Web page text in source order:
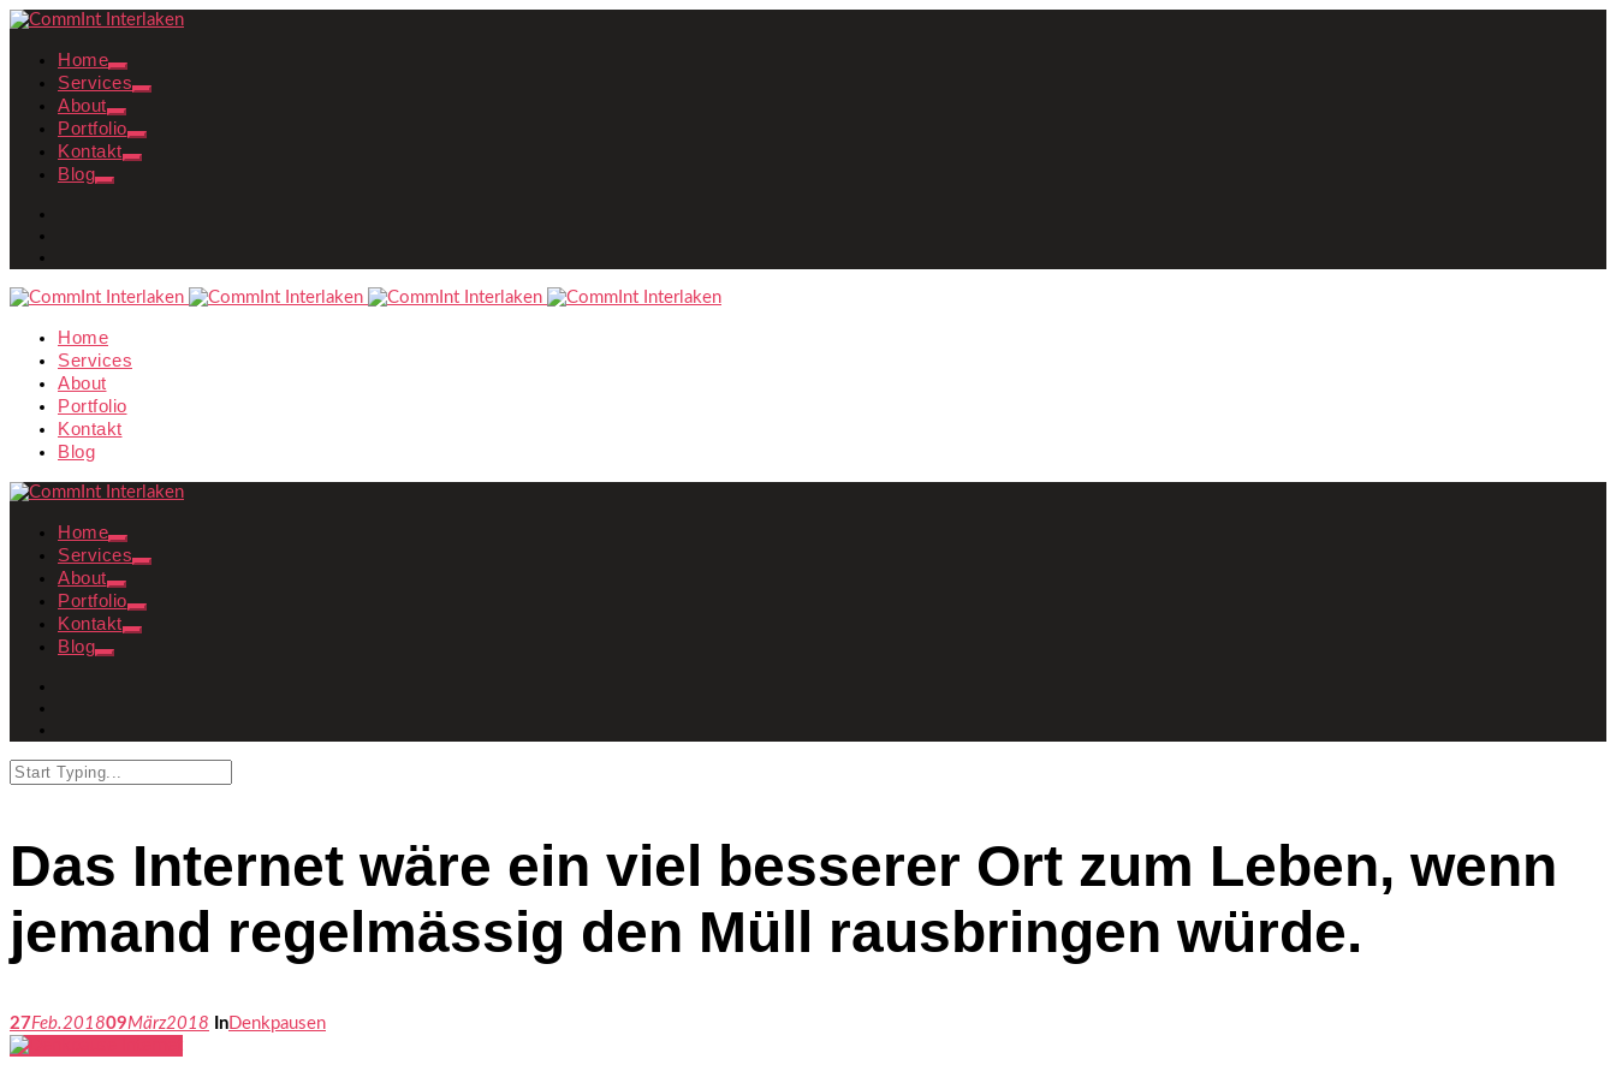
Home
Services
About
Portfolio
Kontakt
Blog
Home
Services
About
Portfolio
Kontakt
Blog
Home
Services
About
Portfolio
Kontakt
Blog
Das Internet wäre ein viel besserer Ort zum Leben, wenn
jemand regelmässig den Müll rausbringen würde.
27Feb. 201809März2018 InDenkpausen